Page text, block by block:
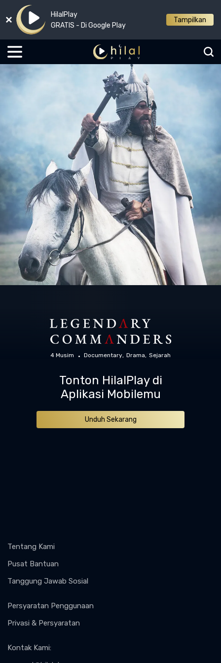
HilalPlay
GRATIS - Di Google Play
Tampilkan
4 Musim Documentary Drama Sejarah
Tonton HilalPlay di
Aplikasi Mobilemu
Unduh Sekarang
Tentang Kami
Pusat Bantuan
Tanggung Jawab Sosial
Persyaratan Penggunaan
Privasi & Persyaratan
Kontak Kami: